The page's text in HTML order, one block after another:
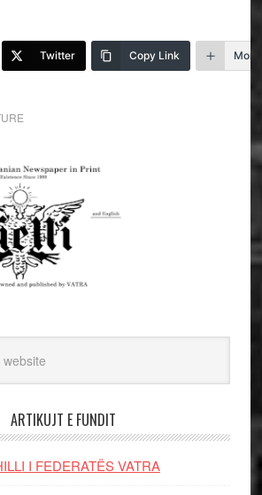
Twitter Copy Link More
ARTIKUJT E FUNDIT
I FEDERATËS VATRA